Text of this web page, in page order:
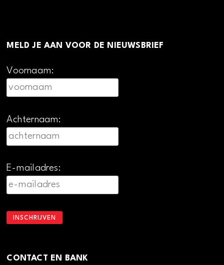
MELD JE AAN VOOR DE NIEUWSBRIEF
Voornaam:
Achternaam:
E-mailadres:
CONTACT EN BANK